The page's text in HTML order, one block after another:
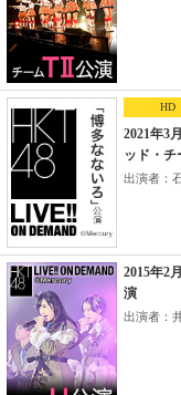
HD
2021年3
ッド・
出演者：
2015年2
演
出演者：